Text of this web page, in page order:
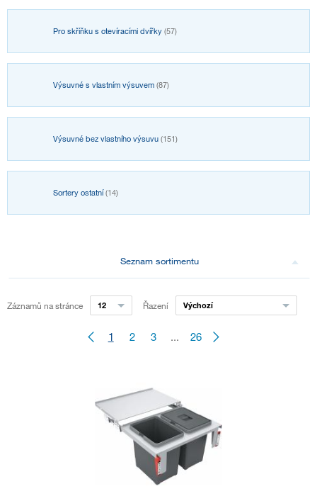
Pro skříňku s otevíracími dvířky (57)
Výsuvné s vlastním výsuvem (87)
Výsuvné bez vlastního výsuvu (151)
Sortery ostatní(14)
Seznam sortimentu
Záznamů na stránce 12 Řazení Výchozí
1 2 3 ... 26